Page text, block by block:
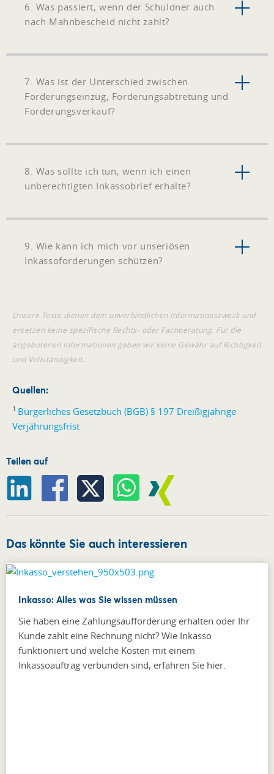
6. Was passiert, wenn der Schuldner auch
nach Mahnbescheid nicht zahlt?
7. Was ist der Unterschied zwischen
Forderungseinzug, Forderungsabtretung und
Forderungsverkauf?
8. Was sollte ich tun, wenn ich einen
unberechtigten Inkassobrief erhalte?
9. Wie kann ich mich vor unseriösen
Inkassoforderungen schützen?
Unsere Texte dienen dem unverbindlichen Informationszweck und
ersetzen keine spezifische Rechts- oder Fachberatung. Für die
angebotenen Informationen geben wir keine Gewähr auf Richtigkeit
und Vollständigkeit.
Quellen:
1 Bürgerliches Gesetzbuch (BGB) § 197 Dreißigjährige
Verjährungsfrist
Teilen auf
Das könnte Sie auch interessieren
Inkasso: Alles was Sie wissen müssen
Sie haben eine Zahlungsaufforderung erhalten oder Ihr
Kunde zahlt eine Rechnung nicht? Wie Inkasso
funktioniert und welche Kosten mit einem
Inkassoauftrag verbunden sind, erfahren Sie hier.